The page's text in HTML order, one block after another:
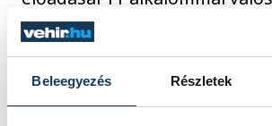
Beleegyezés Részletek
Agóra Veszprém Kulturális
A programokon márciustól
végéig több, mint 150 fő vett